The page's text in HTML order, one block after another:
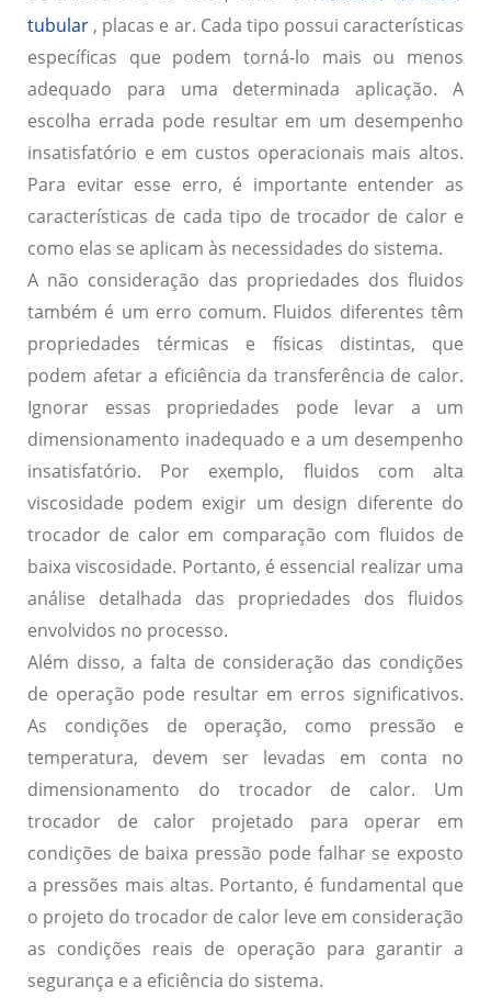
tubular, placas e ar. Cada tipo possui características
específicas que podem torná-lo mais ou menos
adequado para uma determinada aplicação. A
escolha errada pode resultar em um desempenho
insatisfatório e em custos operacionais mais altos.
Para evitar esse erro, é importante entender as
características de cada tipo de trocador de calor e
como elas se aplicam às necessidades do sistema.
A não consideração das propriedades dos fluidos
também é um erro comum. Fluidos diferentes têm
propriedades térmicas e físicas distintas, que
podem afetar a eficiência da transferência de calor.
Ignorar essas propriedades pode levar a um
dimensionamento inadequado e a um desempenho
insatisfatório. Por exemplo, fluidos com alta
viscosidade podem exigir um design diferente do
trocador de calor em comparação com fluidos de
baixa viscosidade. Portanto, é essencial realizar uma
análise detalhada das propriedades dos fluidos
envolvidos no processo.
Além disso, a falta de consideração das condições
de operação pode resultar em erros significativos.
As condições de operação, como pressão e
temperatura, devem ser levadas em conta no
dimensionamento do trocador de calor. Um
trocador de calor projetado para operar em
condições de baixa pressão pode falhar se exposto
a pressões mais altas. Portanto, é fundamental que
o projeto do trocador de calor leve em consideração
as condições reais de operação para garantir a
segurança e a eficiência do sistema.